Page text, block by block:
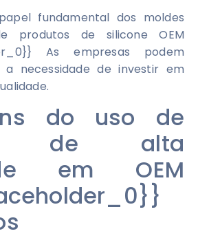
fundamental dos moldes
produtos de silicone OEM
As empresas podem
necessidade de investir em
do uso de
de alta
em OEM